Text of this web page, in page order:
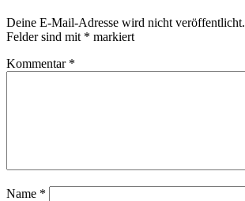
Deine E-Mail-Adresse wird nicht veröffentlicht.
Felder sind mit * markiert
Kommentar *
Name *